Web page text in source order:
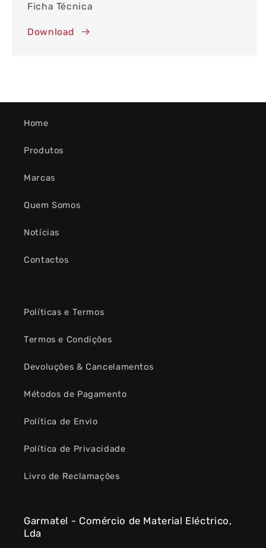
Ficha Técnica
Download
Home
Produtos
Marcas
Quem Somos
Notícias
Contactos
Políticas e Termos
Termos e Condições
Devoluções & Cancelamentos
Métodos de Pagamento
Política de Envio
Política de Privacidade
Livro de Reclamações
Garmatel - Comércio de Material Eléctrico,
Lda